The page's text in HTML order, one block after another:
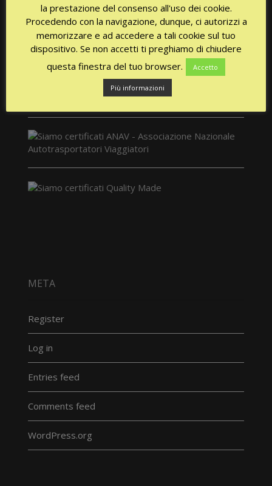
META
Register
Log in
Entries feed
Comments feed
WordPress.org
la prestazione del consenso all'uso dei cookie.
Procedendo con la navigazione, dunque, ci autorizzi a
memorizzare e ad accedere a tali cookie sul tuo
dispositivo. Se non accetti ti preghiamo di chiudere
questa finestra del tuo browser.
Accetto
Più informazioni